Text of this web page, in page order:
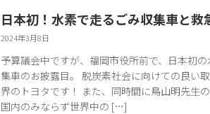
日本初！水素で走るごみ収集車と救
2024年3月8日
予算議会中ですが、福岡市役所前で、日本初
集車のお披露目。 脱炭素社会に向けての良い
界のトヨタです！ また、同時間に鳥山明先生
国内のみならず世界中の […]